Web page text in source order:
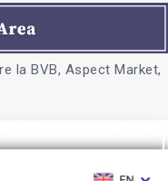
la BVB, Aspect Market,